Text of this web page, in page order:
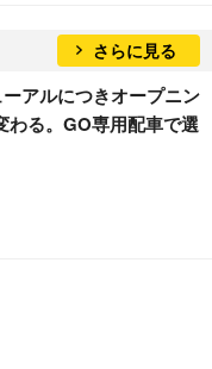
さらに見る
アルにつきオープニン
わる。GO専用配車で選